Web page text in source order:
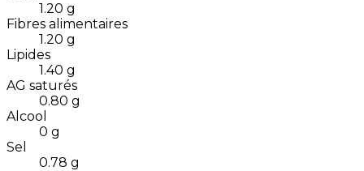
1.20 g
Fibres alimentaires
1.20 g
Lipides
1.40 g
AG saturés
0.80 g
Alcool
0 g
Sel
0.78 g